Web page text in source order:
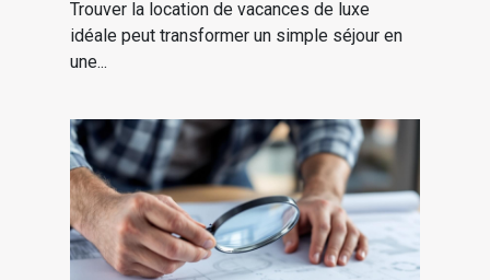
Trouver la location de vacances de luxe
idéale peut transformer un simple séjour en
une...